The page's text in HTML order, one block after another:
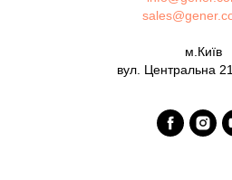
м.Київ
вул. Центральна